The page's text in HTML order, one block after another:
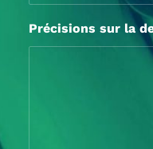
Précisions sur la